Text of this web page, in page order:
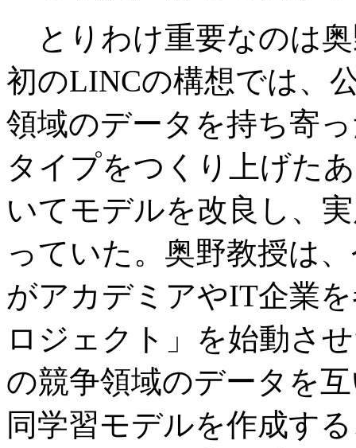
とりわけ重要なのは
初のLINCの構想では、
領域のデータを持ち寄
タイプをつくり上げた
いてモデルを改良し、
っていた。奥野教授は
がアカデミアやIT企業
ロジェクト」を始動さ
の競争領域のデータを
同学習モデルを作成す